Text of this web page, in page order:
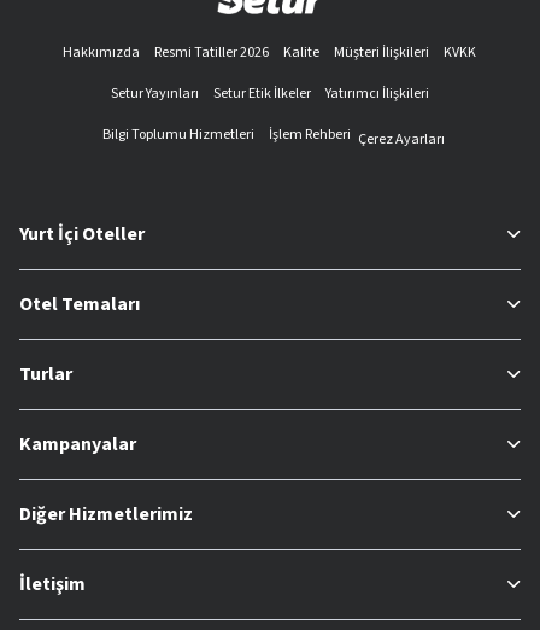
Hakkımızda Resmi Tatiller 2026 Kalite Müşteri İlişkileri
KVKK
Setur Yayınları
Setur Etik İlkeler
Yatırımcı İlişkileri
Bilgi Toplumu Hizmetleri
İşlem Rehberi Çerez Ayarları
Yurt İçi Oteller
Otel Temaları
Turlar
Kampanyalar
Diğer Hizmetlerimiz
İletişim